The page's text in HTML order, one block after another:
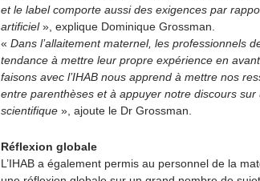
et le label comporte aussi des exigences par
artificiel», explique Dominique Grossman.
« Dans l’allaitement maternel, les professionnels
tendance à mettre leur propre expérience en
faisons avec l’IHAB nous apprend à mettre nos
entre parenthèses et à appuyer notre discours sur
scientifique », ajoute le Dr Grossman.
Réflexion globale
L’IHAB a également permis au personnel de la